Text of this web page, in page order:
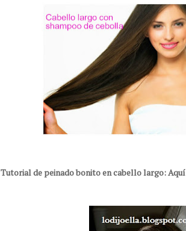
Tutorial de peinado bonito en cabello largo: Aquí